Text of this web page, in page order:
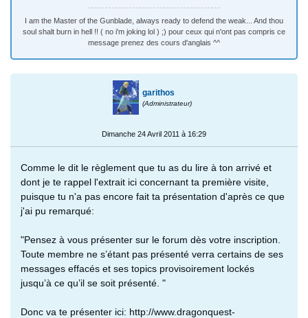
I am the Master of the Gunblade, always ready to defend the weak... And thou
soul shalt burn in hell !! ( no i'm joking lol ) ;) pour ceux qui n'ont pas compris ce
message prenez des cours d'anglais ^^
garithos
(Administrateur)
Dimanche 24 Avril 2011 à 16:29
Comme le dit le règlement que tu as du lire à ton arrivé et
dont je te rappel l'extrait ici concernant ta première visite,
puisque tu n'a pas encore fait ta présentation d'après ce que
j'ai pu remarqué:
"Pensez à vous présenter sur le forum dès votre inscription.
Toute membre ne s’étant pas présenté verra certains de ses
messages effacés et ses topics provisoirement lockés
jusqu’à ce qu’il se soit présenté. "
Donc va te présenter ici: http://www.dragonquest-